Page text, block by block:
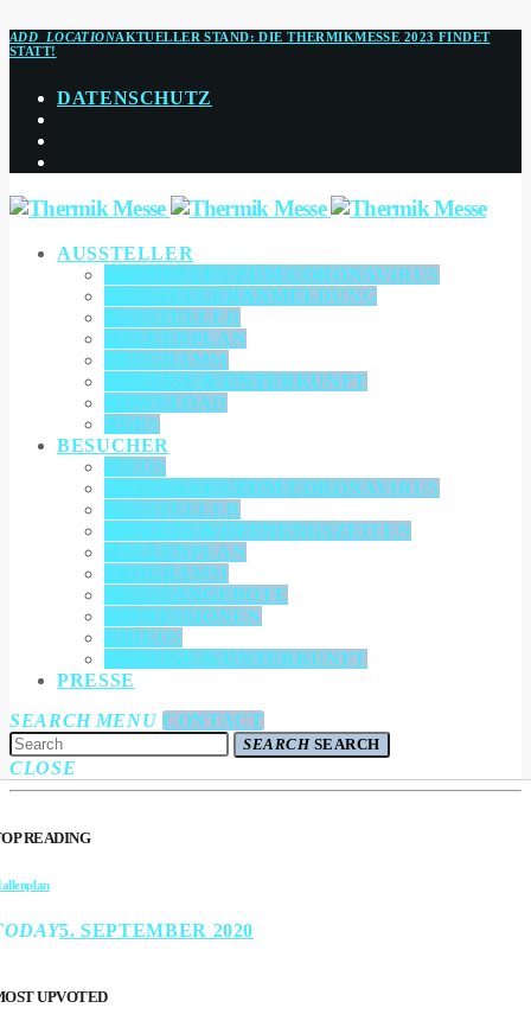
ADD_LOCATIONAKTUELLER STAND:DIE THERMIKMESSE 2023 FINDET
STATT!
DATENSCHUTZ
AUSSTELLER
AKTUELLES ZUM CORONAVIRUS
AUSSTELLERANMELDUNG
AUSSTELLER
HALLENPLAN
PROGRAMM
ANREISE & UNTERKUNFT
DOWNLOAD
AGBS
BESUCHER
INFOS
AKTUELLES ZUM CORONAVIRUS
AUSSTELLER
TICKETS & ÖFFNUNGSZEITEN
HALLENPLAN
PROGRAMM
MESSEANGEBOTE
IMPRESSIONEN
VIDEOS
ANREISE & UNTERKUNFT
PRESSE
SEARCH MENU CONTACT
SEARCHSEARCH
CLOSE
READING
5. SEPTEMBER 2020
UPVOTED